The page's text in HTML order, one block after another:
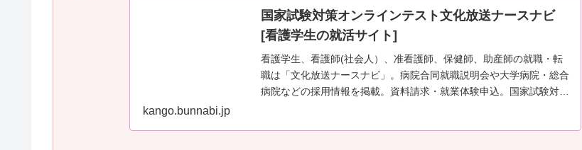
国家試験対策オンラインテスト文化放送ナースナビ
[看護学生の就活サイト]
看護学生、看護師(社会人）、准看護師、保健師、助産師の就職・転
職は「文化放送ナースナビ」。病院合同就職説明会や大学病院・総合
病院などの採用情報を掲載。資料請求・就業体験申込。国家試験対策
kango.bunnabi.jp